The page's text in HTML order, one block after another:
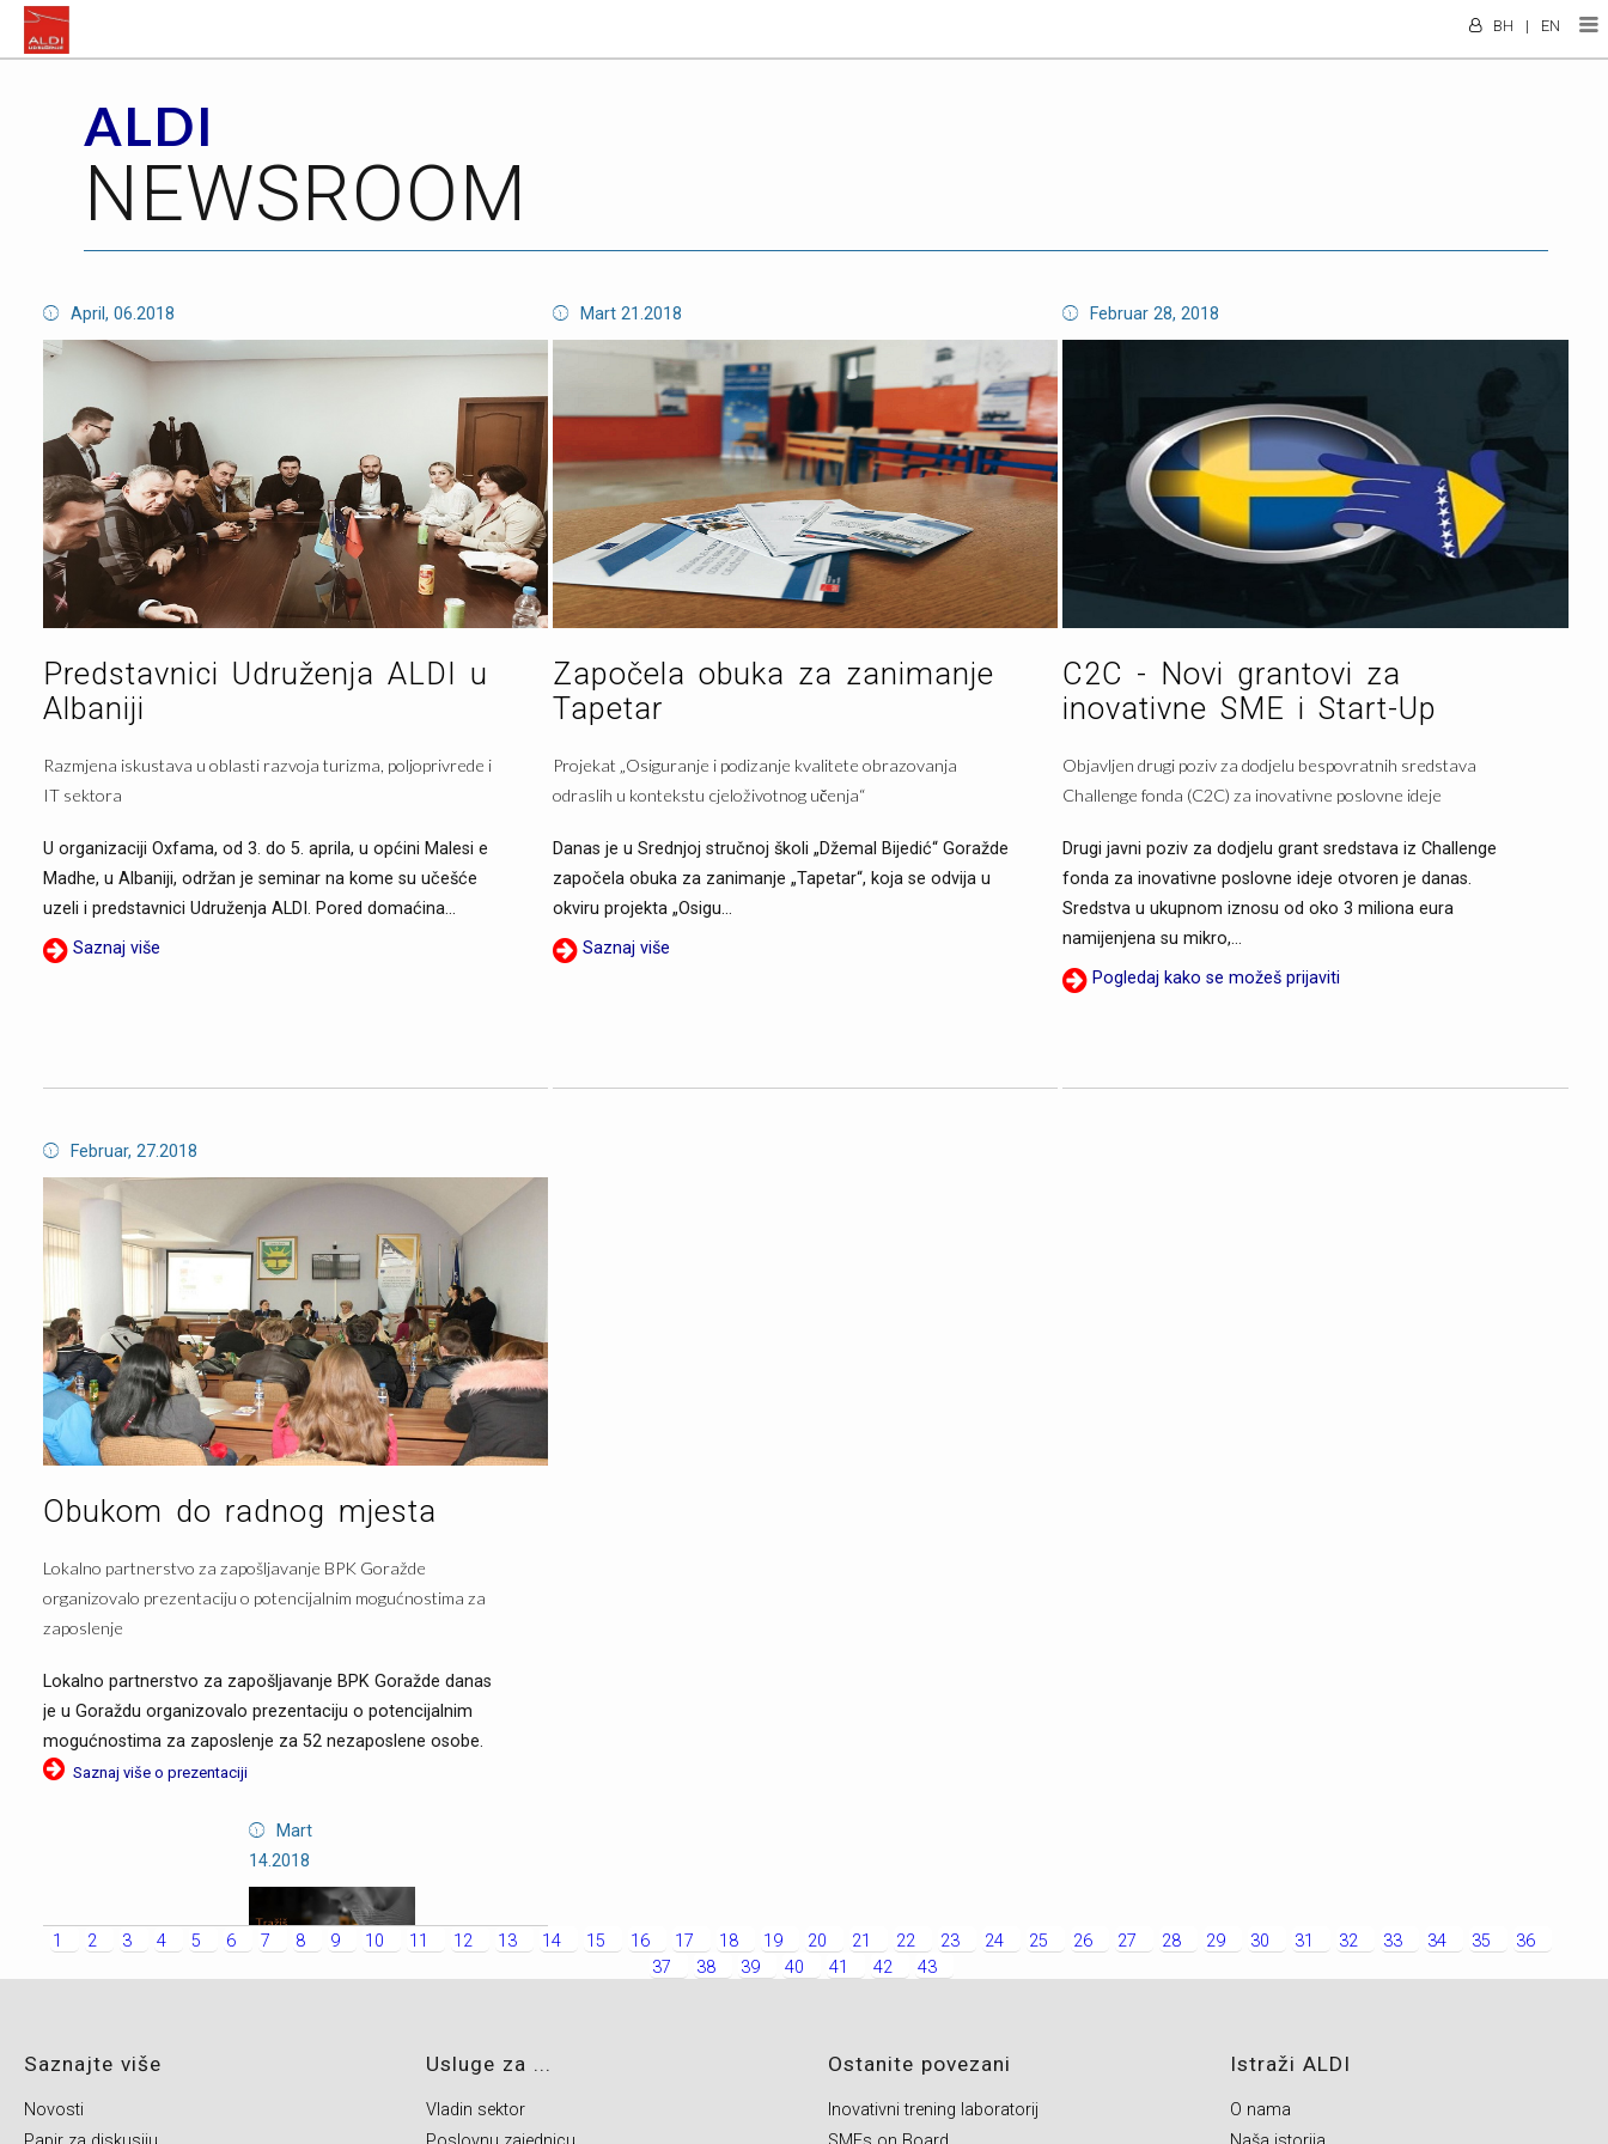
EN
|
BH
ALDI
NEWSROOM
April, 06.2018
Predstavnici Udruženja ALDI u
Albaniji
Razmjena iskustava u oblasti razvoja turizma, poljoprivrede i
IT sektora
U organizaciji Oxfama, od 3. do 5. aprila, u općini Malesi e
Madhe, u Albaniji, održan je seminar na kome su učešće
uzeli i predstavnici Udruženja ALDI. Pored domaćina...
Saznaj više
Mart 21.2018
Započela obuka za zanimanje
Tapetar
Projekat „Osiguranje i podizanje kvalitete obrazovanja
odraslih u kontekstu cjeloživotnog učenja“
Danas je u Srednjoj stručnoj školi „Džemal Bijedić“ Goražde
započela obuka za zanimanje „Tapetar“, koja se odvija u
okviru projekta „Osigu...
Saznaj više
Februar 28, 2018
C2C - Novi grantovi za
inovativne SME i Start-Up
Objavljen drugi poziv za dodjelu bespovratnih sredstava
Challenge fonda (C2C) za inovativne poslovne ideje
Drugi javni poziv za dodjelu grant sredstava iz Challenge
fonda za inovativne poslovne ideje otvoren je danas.
Sredstva u ukupnom iznosu od oko 3 miliona eura
namijenjena su mikro,...
Pogledaj kako se možeš prijaviti
Februar, 27.2018
Obukom do radnog mjesta
Lokalno partnerstvo za zapošljavanje BPK Goražde
organizovalo prezentaciju o potencijalnim mogućnostima za
zaposlenje
Lokalno partnerstvo za zapošljavanje BPK Goražde danas
je u Goraždu organizovalo prezentaciju o potencijalnim
mogućnostima za zaposlenje za 52 nezaposlene osobe.
Saznaj više o prezentaciji
Mart
14.2018
1 2 3 4 5 6 7 8 9 10 11 12 13 14 15 16 17 18 19 20 21 22 23 24 25 26 27 28 29 30 31 32 33 34 35
36
37
38 39 40 41 42 43
Saznajte više
Novosti
Usluge za ...
Vladin sektor
Ostanite povezani
Inovativni trening laboratorij
Istraži ALDI
O nama